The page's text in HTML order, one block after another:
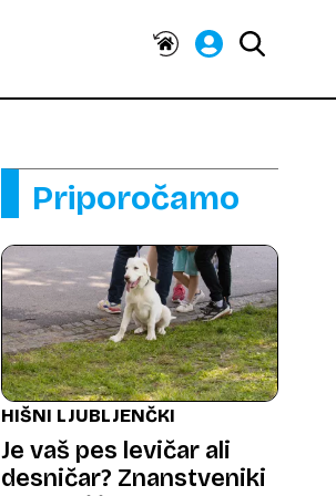
Priporočamo
HIŠNI LJUBLJENČKI
Je vaš pes levičar ali
desničar? Znanstveniki